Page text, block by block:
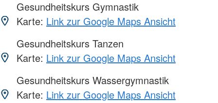
Gesundheitskurs Gymnastik
Karte: Link zur Google Maps Ansicht
Gesundheitskurs Tanzen
Karte: Link zur Google Maps Ansicht
Gesundheitskurs Wassergymnastik
Karte: Link zur Google Maps Ansicht